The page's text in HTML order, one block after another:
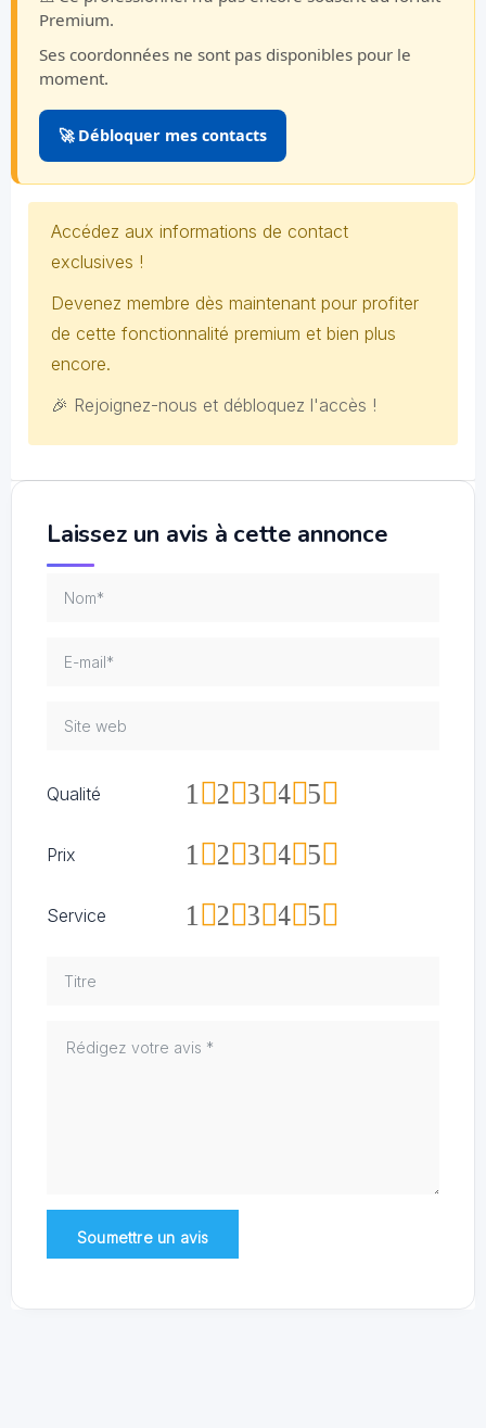
Premium.
Ses coordonnées ne sont pas disponibles pour le
moment.
🚀 Débloquer mes contacts
Accédez aux informations de contact
exclusives !
Devenez membre dès maintenant pour profiter
de cette fonctionnalité premium et bien plus
encore.
🎉 Rejoignez-nous et débloquez l'accès !
Laissez un avis à cette annonce
Qualité 5
4
3
2
1
Prix 5
4
3
2
1
Service 5
4
3
2
1